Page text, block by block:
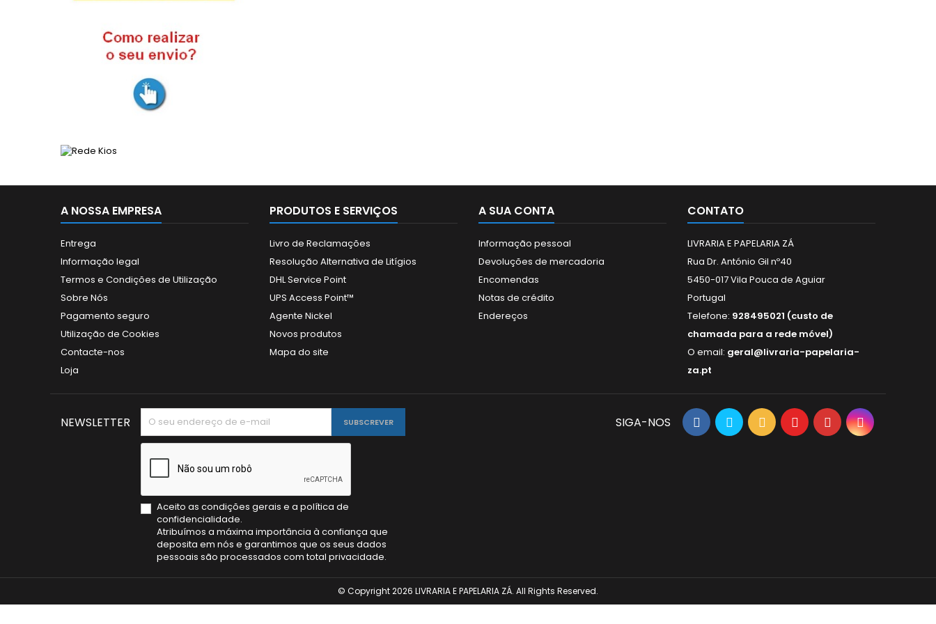
A NOSSA EMPRESA
Entrega
Informação legal
Termos e Condições de Utilização
Sobre Nós
Pagamento seguro
Utilização de Cookies
Contacte-nos
Loja
PRODUTOS E SERVIÇOS
Livro de Reclamações
Resolução Alternativa de Litígios
DHL Service Point
UPS Access Point™
Agente Nickel
Novos produtos
Mapa do site
A SUA CONTA
Informação pessoal
Devoluções de mercadoria
Encomendas
Notas de crédito
Endereços
CONTATO
LIVRARIA E PAPELARIA ZÁ
Rua Dr. António Gil nº40
5450-017 Vila Pouca de Aguiar
Portugal
Telefone: 928495021 (custo de
chamada para a rede móvel)
O email: geral@livraria-papelaria-
za.pt
NEWSLETTER
Aceito as condições gerais e a política de
confidencialidade.
Atribuímos a máxima importância à confiança que
deposita em nós e garantimos que os seus dados
pessoais são processados com total privacidade.
SIGA-NOS
© Copyright 2026 LIVRARIA E PAPELARIA ZÁ. All Rights Reserved.